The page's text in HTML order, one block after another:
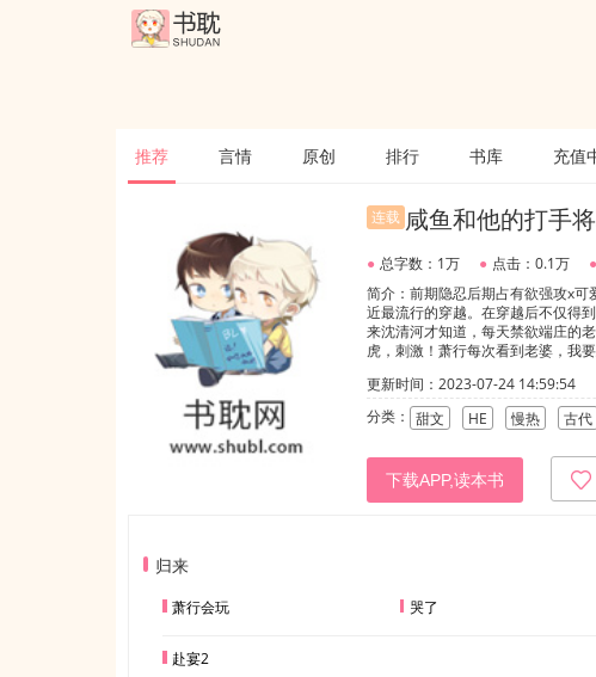
推荐 言情 原创 排行 书库 充值
连载 咸鱼和他的打手
● 总字数：1万 ● 点击：0.1万 ●
简介：前期隐忍后期占有欲强攻x
近最流行的穿越。在穿越后不仅得
来沈清河才知道，每天禁欲端庄的
虎，刺激！萧行每次看到老婆，我
更新时间：2023-07-24 14:59:54
分类： 甜文 HE 慢热 古代
下载APP,读本书
归来
萧行会玩 哭了
赴宴2